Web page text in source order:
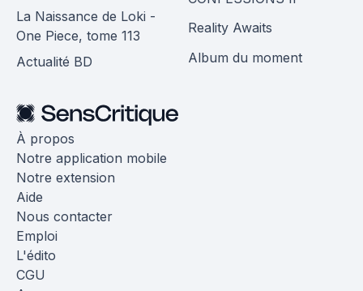
La Naissance de Loki -
One Piece, tome 113
Actualité BD
Reality Awaits
Album du moment
À propos
Notre application mobile
Notre extension
Aide
Nous contacter
Emploi
L'édito
CGU